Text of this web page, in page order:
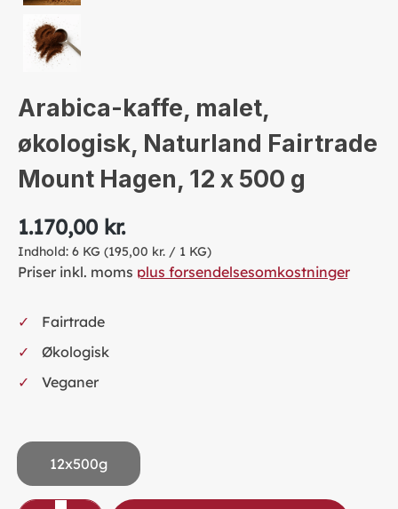
Arabica-kaffe, malet,
økologisk, Naturland Fairtrade
Mount Hagen, 12 x 500 g
1.170,00 kr.
Indhold: 6 KG (195,00 kr. / 1 KG)
Priser inkl. moms plus forsendelsesomkostninger
Fairtrade
Økologisk
Veganer
12x500g